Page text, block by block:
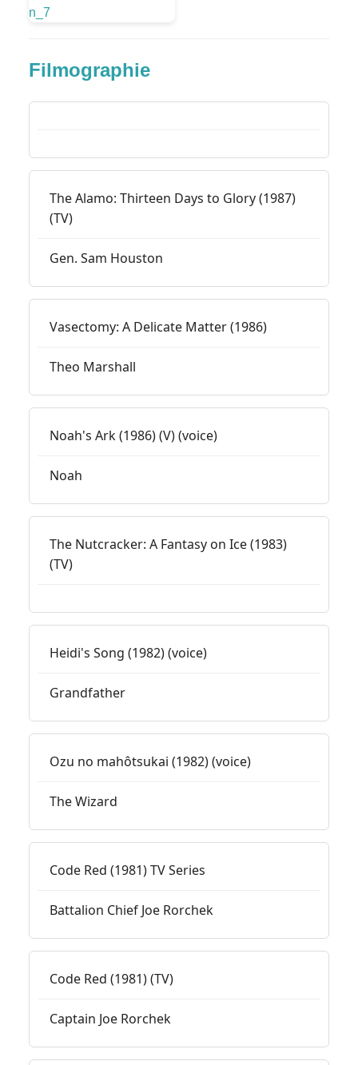
Filmographie
The Alamo: Thirteen Days to Glory (1987)
(TV)
Gen. Sam Houston
Vasectomy: A Delicate Matter (1986)
Theo Marshall
Noah's Ark (1986) (V) (voice)
Noah
The Nutcracker: A Fantasy on Ice (1983)
(TV)
Heidi's Song (1982) (voice)
Grandfather
Ozu no mahôtsukai (1982) (voice)
The Wizard
Code Red (1981) TV Series
Battalion Chief Joe Rorchek
Code Red (1981) (TV)
Captain Joe Rorchek